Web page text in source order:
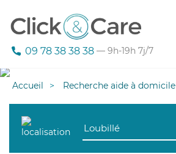
09 78 38 38 38 — 9h-19h 7j/7
Accueil Recherche aide à domicile